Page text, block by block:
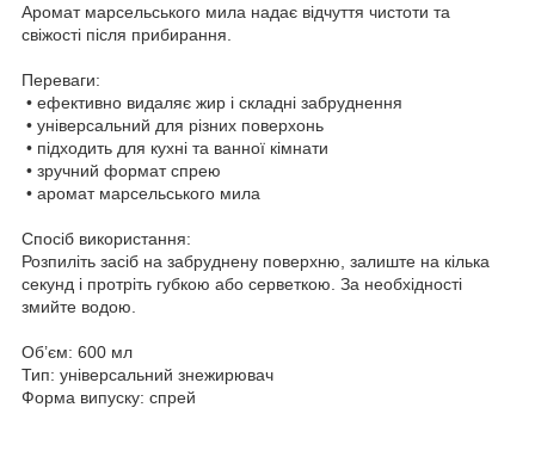
Аромат марсельського мила надає відчуття чистоти та
свіжості після прибирання.
Переваги:
• ефективно видаляє жир і складні забруднення
• універсальний для різних поверхонь
• підходить для кухні та ванної кімнати
• зручний формат спрею
• аромат марсельського мила
Спосіб використання:
Розпиліть засіб на забруднену поверхню, залиште на кілька
секунд і протріть губкою або серветкою. За необхідності
змийте водою.
Об’єм: 600 мл
Тип: універсальний знежирювач
Форма випуску: спрей